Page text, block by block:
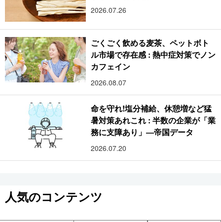
2026.07.26
ごくごく飲める麦茶、ペットボト
ル市場で存在感 : 熱中症対策でノン
カフェイン
2026.08.07
命を守れ!塩分補給、休憩増など猛
暑対策あれこれ : 半数の企業が「業
務に支障あり」―帝国データ
2026.07.20
人気のコンテンツ